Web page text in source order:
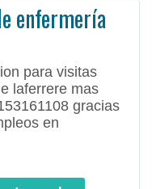
enfermería
para visitas
laferrere mas
gracias
en